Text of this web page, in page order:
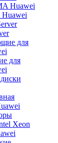
для
Xeon